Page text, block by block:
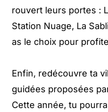
rouvert leurs portes :
Station Nuage, La
as le choix pour
Enfin, redécouvre ta
guidées proposées
Cette année, tu